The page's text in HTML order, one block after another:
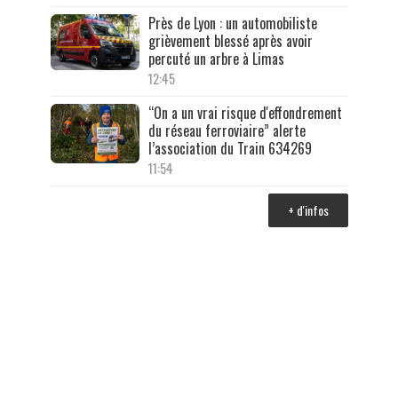
Près de Lyon : un automobiliste
grièvement blessé après avoir
percuté un arbre à Limas
12:45
“On a un vrai risque d'effondrement
du réseau ferroviaire” alerte
l’association du Train 634269
11:54
+ d'infos